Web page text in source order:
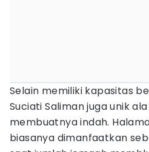
Selain memiliki kapasitas
Suciati Saliman juga unik
membuatnya indah.
biasanya dimanfaatkan